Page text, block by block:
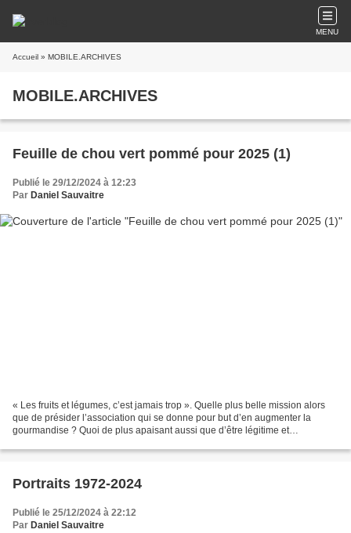
MENU
Accueil » MOBILE.ARCHIVES
MOBILE.ARCHIVES
Feuille de chou vert pommé pour 2025 (1)
Publié le 29/12/2024 à 12:23
Par Daniel Sauvaitre
« Les fruits et légumes, c’est jamais trop ». Quelle plus belle mission alors
que de présider l’association qui se donne pour but d’en augmenter la
gourmandise ? Quoi de plus apaisant aussi que d’être légitime et
Portraits 1972-2024
Publié le 25/12/2024 à 22:12
Par Daniel Sauvaitre